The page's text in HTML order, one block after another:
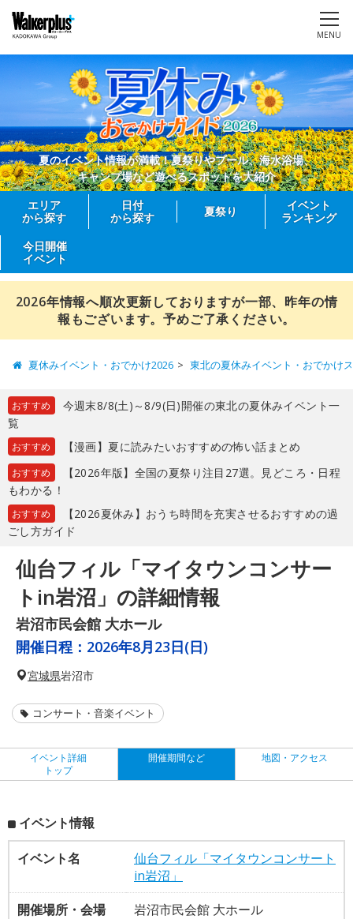
MENU
夏のイベント情報が満載！夏祭りやプール、海水浴場、
キャンプ場など遊べるスポットを大紹介
エリア
から探す
日付
から探す
夏祭り
イベント
ランキング
今日開催
イベント
2026年情報へ順次更新しておりますが一部、昨年の情
報もございます。予めご了承ください。
夏休みイベント・おでかけ2026 東北の夏休みイベント・おでかけ
おすすめ
今週末8/8(土)～8/9(日)開催の東北の夏休みイベント一
覧
おすすめ 【漫画】夏に読みたいおすすめの怖い話まとめ
おすすめ
【2026年版】全国の夏祭り注目27選。見どころ・日程
もわかる！
おすすめ
【2026夏休み】おうち時間を充実させるおすすめの過
ごし方ガイド
仙台フィル「マイタウンコンサー
トin岩沼」の詳細情報
岩沼市民会館 大ホール
開催日程： 2026年8月23日(日)
宮城県岩沼市
コンサート・音楽イベント
イベント詳細
トップ
開催期間など 地図・アクセス
イベント情報
イベント名
仙台フィル「マイタウンコンサート
in岩沼」
開催場所・会場
岩沼市民会館 大ホール